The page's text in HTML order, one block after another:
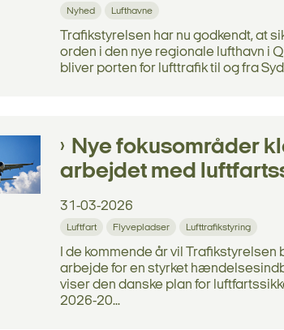
Nyhed Lufthavne
Trafikstyrelsen har nu godkendt, at
orden i den nye regionale lufthavn i
bliver porten for lufttrafik til og fra
Nye fokusområder
arbejdet med
31-03-2026
Luftfart Flyvepladser Lufttrafikstyring
I de kommende år vil Trafikstyrelsen
arbejde for en styrket
viser den danske plan for
2026-20...